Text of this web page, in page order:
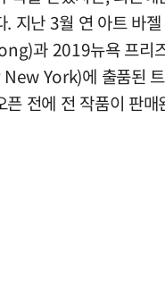
. 지난 3월 연 아트 바
과 2019뉴욕 프리
York)에 출품된 트
픈 전에 전 작품이 판매